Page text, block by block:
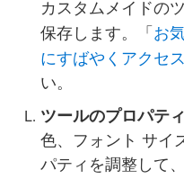
カスタムメイドの
保存します。「 お
にすばやくアクセ
い。
ツールのプロパティ
色、フォント サイ
パティを調整して